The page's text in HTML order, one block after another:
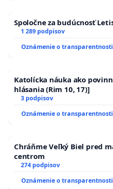
Spoločne za budúcnosť
1 289 podpisov
Oznámenie o transparentnosti
Katolícka náuka ako
hlásania (Rim 10, 17)]
3 podpisov
Oznámenie o transparentnosti
Chráňme Veľký Biel pred
centrom
274 podpisov
Oznámenie o transparentnosti